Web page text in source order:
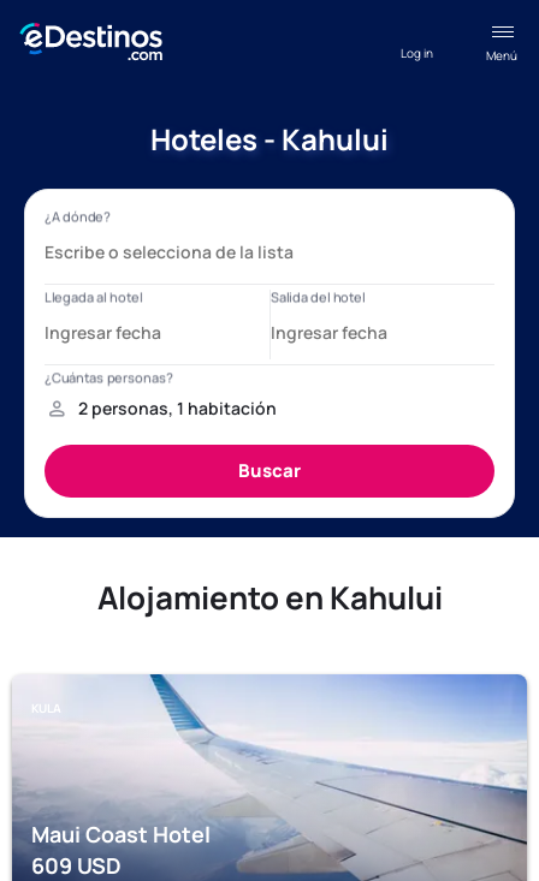
Menú
Log in
Hoteles - Kahului
Alojamiento en Kahului
KULA
Maui Coast Hotel
609USD